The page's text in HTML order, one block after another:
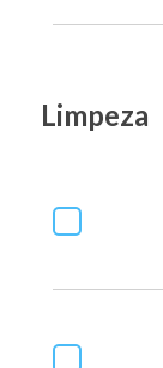
Limpeza